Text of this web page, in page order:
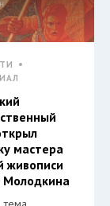
мастера
живописи
Молодкина